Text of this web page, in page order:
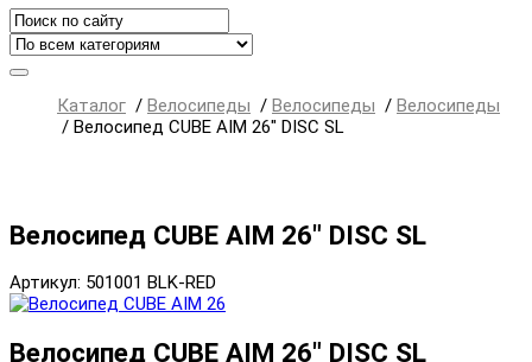
Каталог / Велосипеды / Велосипеды / Велосипеды
/ Велосипед CUBE AIM 26" DISC SL
Велосипед CUBE AIM 26" DISC SL
Артикул: 501001 BLK-RED
Велосипед CUBE AIM 26" DISC SL